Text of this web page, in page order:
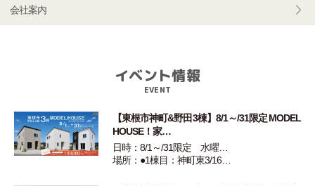
会社案内
イベント情報
EVENT
【東根市神町&野田3棟】8/1～/31限定 MODEL
HOUSE！家…
日時：8/1～/31限定 水曜…
場所：●1棟目：神町東3/16…